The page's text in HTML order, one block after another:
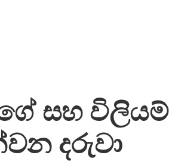
සහ විලියම්
දරුවා